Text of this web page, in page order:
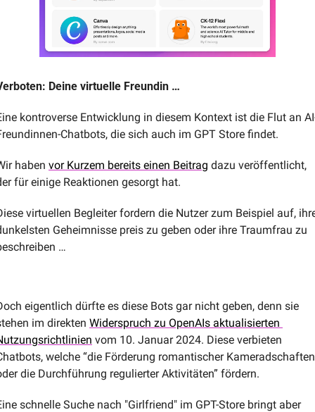
Deine virtuelle Freundin …
kontroverse Entwicklung in diesem Kontext ist die Flut an
Chatbots, die sich auch im GPT Store findet.
haben vor Kurzem bereits einen Beitrag dazu veröffentlicht,
für einige Reaktionen gesorgt hat.
virtuellen Begleiter fordern die Nutzer zum Beispiel auf,
Geheimnisse preis zu geben oder ihre Traumfrau zu
…
eigentlich dürfte es diese Bots gar nicht geben, denn sie
im direkten Widerspruch zu OpenAIs aktualisierten
vom 10. Januar 2024. Diese verbieten
welche “die Förderung romantischer Kameradschaften
die Durchführung regulierter Aktivitäten” fördern.
schnelle Suche nach "Girlfriend" im GPT-Store bringt aber